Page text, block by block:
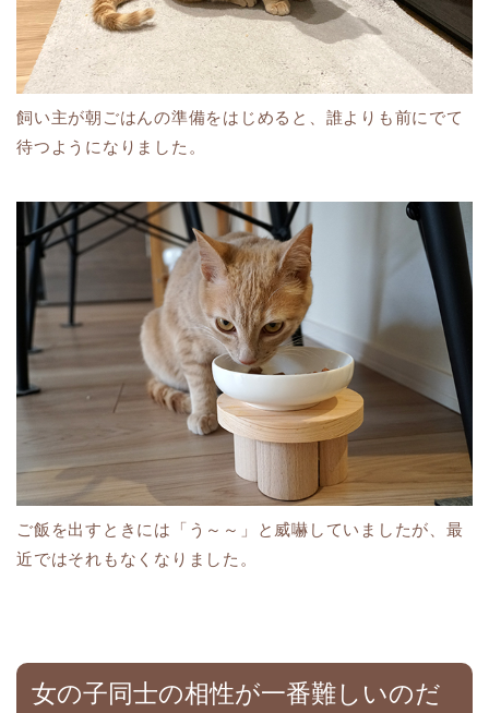
飼い主が朝ごはんの準備をはじめると、誰よりも前にでて
待つようになりました。
ご飯を出すときには「う～～」と威嚇していましたが、最
近ではそれもなくなりました。
女の子同士の相性が一番難しいのだ